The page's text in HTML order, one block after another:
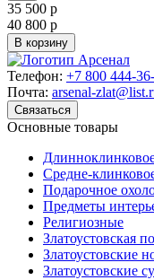
35 500 р
40 800 р
В корзину
Телефон: +7 800 444-
Почта: arsenal-
Связаться
Основные товары
Средне-
Подарочное
Предметы
Религиозные
Златоустовская
Златоустовские
Златоустовские